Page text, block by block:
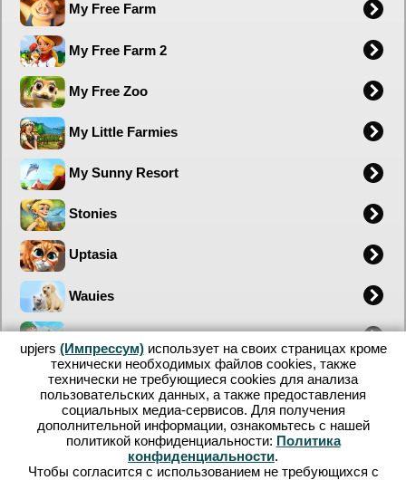
My Free Farm
My Free Farm 2
My Free Zoo
My Little Farmies
My Sunny Resort
Stonies
Uptasia
Wauies
Wurzelimperium 2
Zoo 2: Animal Park
upjers
Portal
upjers (Импрессум)использует на своих страницах кроме
технически необходимых файлов сookies, также
технически не требующиеся cookies для анализа
пользовательских данных, а также предоставления
социальных медиа-сервисов. Для получения
дополнительной информации, ознакомьтесь с нашей
политикой конфиденциальности: Политика
конфиденциальности.
Чтобы согласится с использованием не требующихся с